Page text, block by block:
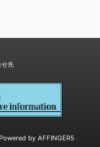
せ先
by AFFINGER5